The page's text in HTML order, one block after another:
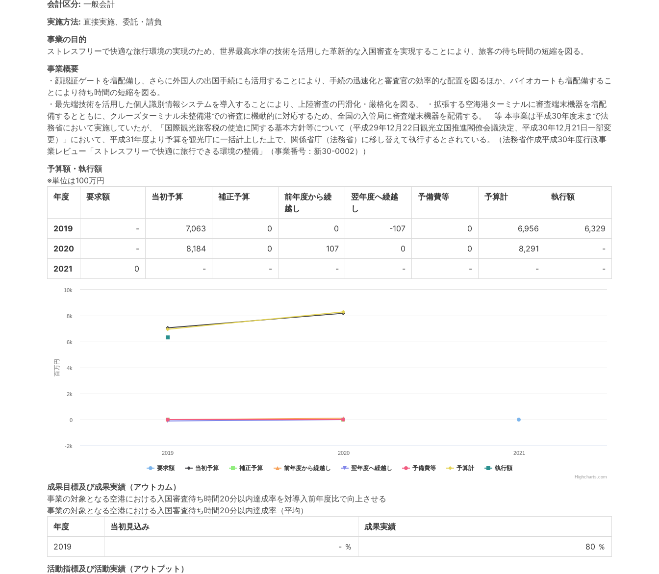
会計区分: 一般会計
実施方法: 直接実施、委託・請負
事業の目的
ストレスフリーで快適な旅行環境の実現のため、世界最高水準の技術を活用した革新的な入国審査を実現することにより、旅客の待ち時間の短縮を図る。
事業概要
・顔認証ゲートを増配備し、さらに外国人の出国手続にも活用することにより、手続の迅速化と審査官の効率的な配置を図るほか、バイオカートも増配備するこ
とにより待ち時間の短縮を図る。
・最先端技術を活用した個人識別情報システムを導入することにより、上陸審査の円滑化・厳格化を図る。 ・拡張する空海港ターミナルに審査端末機器を増配
備するとともに、クルーズターミナル未整備港での審査に機動的に対応するため、全国の入管局に審査端末機器を配備する。 等 本事業は平成30年度末まで法
務省において実施していたが、「国際観光旅客税の使途に関する基本方針等について（平成29年12月22日観光立国推進閣僚会議決定、平成30年12月21日一部変
更）」において、平成31年度より予算を観光庁に一括計上した上で、関係省庁（法務省）に移し替えて執行するとされている。（法務省作成平成30年度行政事
業レビュー「ストレスフリーで快適に旅行できる環境の整備」（事業番号：新30-0002））
予算額・執行額
※単位は100万円
年度
要求額 当初予算 補正予算
前年度から繰
越し
翌年度へ繰越
し
予備費等 予算計 執行額
2019 - 7,063 0 0 -107 0 6,956 6,329
2020 - 8,184 0 107 0 0 8,291 -
2021 0 - - - - - - -
百万円
要求額 当初予算 補正予算 前年度から繰越し 翌年度へ繰越し 予備費等 予算計 執行額
2019 2020 2021
-2k
0
2k
4k
6k
8k
10k
Highcharts.com
成果目標及び成果実績 （アウトカム）
事業の対象となる空港における入国審査待ち時間20分以内達成率を対導入前年度比で向上させる
事業の対象となる空港における入国審査待ち時間20分以内達成率（平均）
年度
当初見込み 成果実績
2019 - ％ 80 ％
活動指標及び活動実績 （アウトプット）